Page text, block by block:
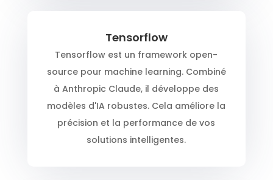
Tensorflow
Tensorflow est un framework open-
source pour machine learning. Combiné
à Anthropic Claude, il développe des
modèles d'IA robustes. Cela améliore la
précision et la performance de vos
solutions intelligentes.